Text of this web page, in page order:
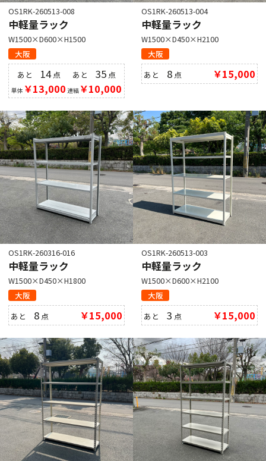
OS1RK-260513-008
中軽量ラック
W1500×D600×H1500
大阪
あと 14点
単体 ￥13,000
あと35 点
連結￥10,000
OS1RK-260513-004
中軽量ラック
W1500×D450×H2100
大阪
あと 8 点 ￥15,000
OS1RK-260316-016
中軽量ラック
W1500×D450×H1800
大阪
あと 8 点 ￥15,000
OS1RK-260513-003
中軽量ラック
W1500×D600×H2100
大阪
あと3 点 ￥15,000